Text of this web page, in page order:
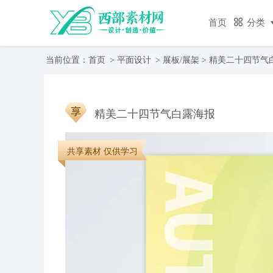
首页 分类
当前位置： 首页 > 平面设计 > 展板/展架 > 精美二十四节气
精美二十四节气白露海报
共享素材 仅供学习